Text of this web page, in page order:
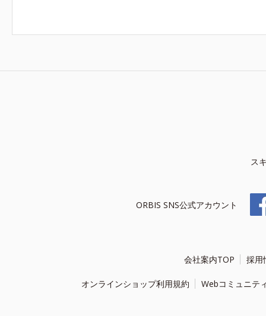
ス
ORBIS SNS公式アカウント
会社案内TOP 採用
オンラインショップ利用規約 Webコミュニテ